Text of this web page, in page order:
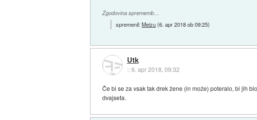
Zgodovina sprememb…
spremenil:Meizu(6. apr 2018 ob 09:25)
Utk
::6. apr 2018, 09:32
Če bi se za vsak tak drek žene (in može) poteralo, bi jih
dvajseta.